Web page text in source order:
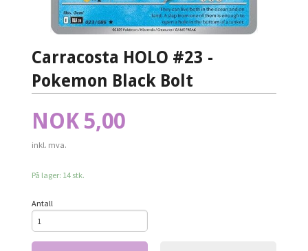
Carracosta HOLO #23 -
Pokemon Black Bolt
Pris
NOK 5,00
inkl. mva.
På lager: 14 stk.
Antall